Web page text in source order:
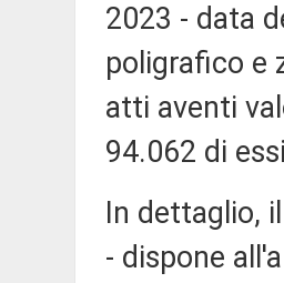
2023 - data
poligrafico e
atti aventi
94.062 di
In dettaglio,
- dispone